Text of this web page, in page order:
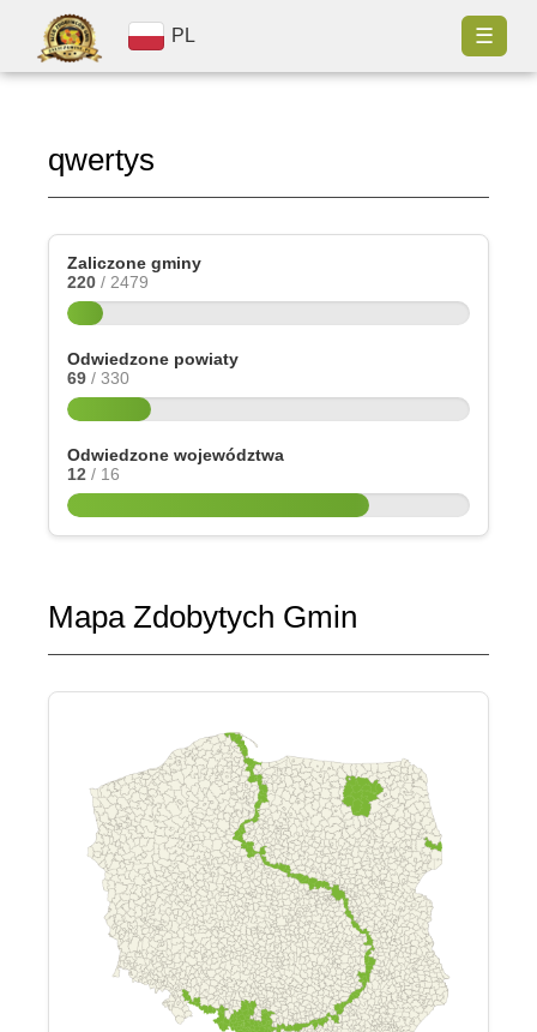
PL ☰
qwertys
Zaliczone gminy
220 / 2479
Odwiedzone powiaty
69 / 330
Odwiedzone województwa
12 / 16
Mapa Zdobytych Gmin